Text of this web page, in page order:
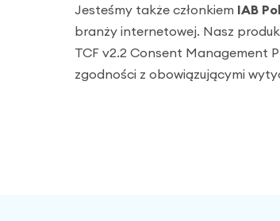
Jesteśmy także członkiem IAB
branży internetowej. Nasz
TCF v2.2 Consent Management
zgodności z obowiązującymi